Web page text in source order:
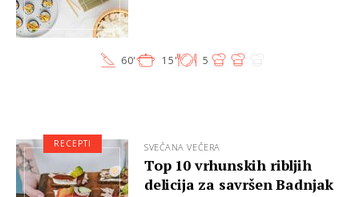
60' 15' 5
SVEČANA VEČERA
Top 10 vrhunskih ribljih
delicija za savršen Badnjak
RECEPTI